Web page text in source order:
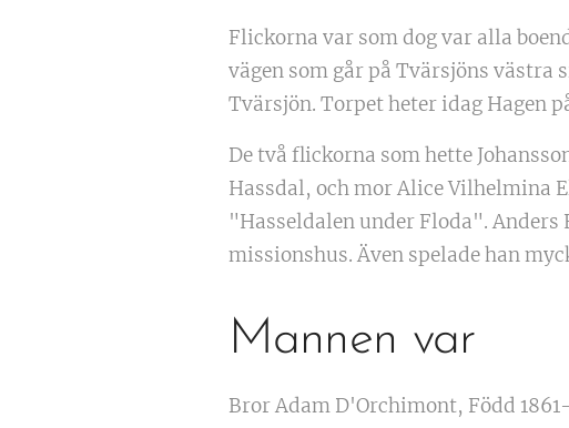
Flickorna var som dog var alla
vägen som går på Tvärsjöns västra
Tvärsjön. Torpet heter idag Hagen
De två flickorna som hette
Hassdal, och mor Alice Vilhelmina
"Hasseldalen under Floda".
missionshus. Även spelade han
Mannen var
Bror Adam D'Orchimont, Född